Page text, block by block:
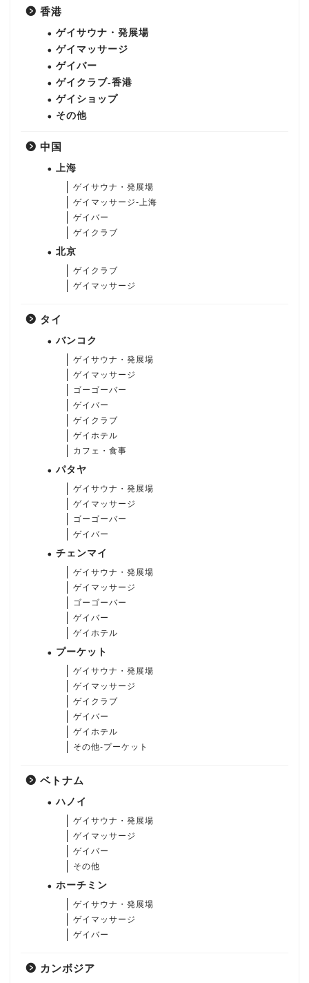
香港
ゲイサウナ・発展場
ゲイマッサージ
ゲイバー
ゲイクラブ-香港
ゲイショップ
その他
中国
上海
ゲイサウナ・発展場
ゲイマッサージ-上海
ゲイバー
ゲイクラブ
北京
ゲイクラブ
ゲイマッサージ
タイ
バンコク
ゲイサウナ・発展場
ゲイマッサージ
ゴーゴーバー
ゲイバー
ゲイクラブ
ゲイホテル
カフェ・食事
パタヤ
ゲイサウナ・発展場
ゲイマッサージ
ゴーゴーバー
ゲイバー
チェンマイ
ゲイサウナ・発展場
ゲイマッサージ
ゴーゴーバー
ゲイバー
ゲイホテル
プーケット
ゲイサウナ・発展場
ゲイマッサージ
ゲイクラブ
ゲイバー
ゲイホテル
その他-プーケット
ベトナム
ハノイ
ゲイサウナ・発展場
ゲイマッサージ
ゲイバー
その他
ホーチミン
ゲイサウナ・発展場
ゲイマッサージ
ゲイバー
カンボジア